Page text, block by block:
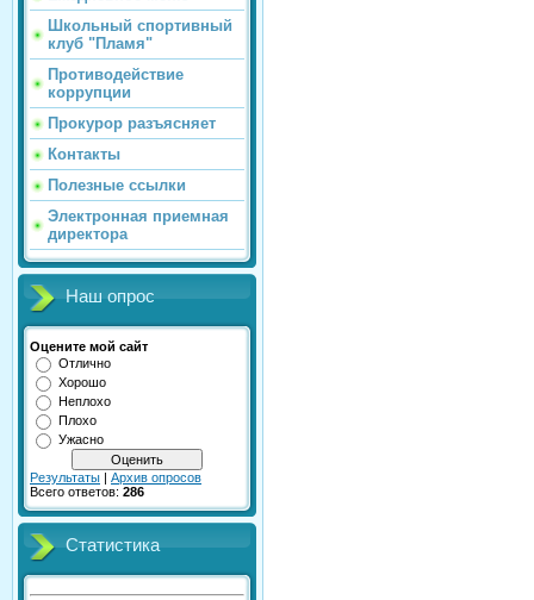
Школьный спортивный
клуб "Пламя"
Противодействие
коррупции
Прокурор разъясняет
Контакты
Полезные ссылки
Электронная приемная
директора
Наш опрос
Оцените мой сайт
Отлично
Хорошо
Неплохо
Плохо
Ужасно
Результаты | Архив опросов
Всего ответов: 286
Статистика